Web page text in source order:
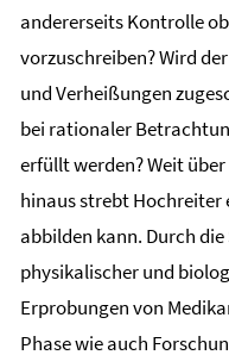
andererseits Kontrolle
vorzuschreiben? Wird
und Verheißungen
bei rationaler
erfüllt werden? Weit
hinaus strebt Hochreiter
abbilden kann. Durch
physikalischer und
Erprobungen von
Phase wie auch